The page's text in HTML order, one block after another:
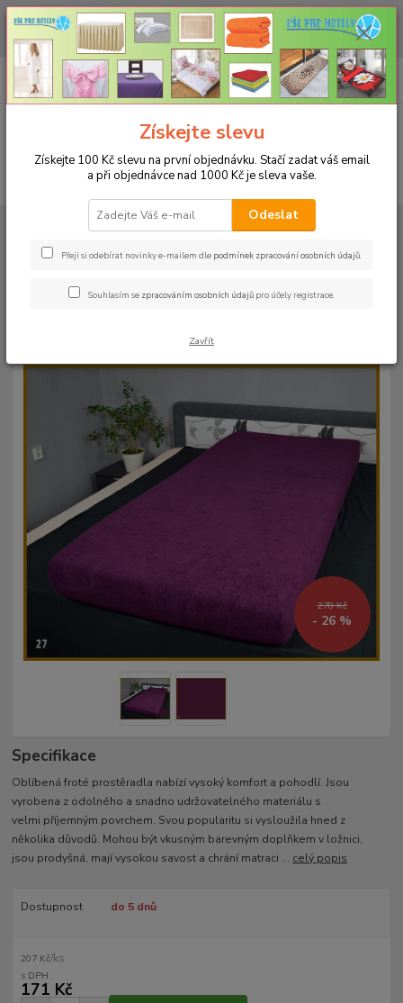
CHCETE NAKOUPIT VĚTŠÍ MNOŽSTVÍ NAŠICH PRODUKTŮ ZA LEPŠÍ
CENU? Klikněte ZDE
CZK
+420 773 794 023
Pondělí-pátek 9-16 hodin
0ks
za0 Kč
PROSTĚRADLA
Froté prostěradla s gumou - 190g/m2 - 45 barev
27 tmavě fialová
Froté prostěradlo 60x120cm -
278 Kč
- 26 %
Specifikace
Oblíbená froté prostěradla nabízí vysoký komfort a pohodlí. Jsou
vyrobena z odolného a snadno udržovatelného materiálu s
velmi příjemným povrchem. Svou popularitu si vysloužila hned z
několika důvodů. Mohou být vkusným barevným doplňkem v ložnici,
jsou prodyšná, mají vysokou savost a chrání matraci ... celý popis
Dostupnost do 5 dnů
207 Kč/ks
171 Kč
Získejte slevu
Získejte 100 Kč slevu na první objednávku. Stačí zadat váš email
a při objednávce nad 1000 Kč je sleva vaše.
Odeslat
Přeji si odebírat novinky e-mailem dle podmínek zpracování osobních údajů.
Souhlasím se zpracováním osobních údajů pro účely registrace.
Zavřít